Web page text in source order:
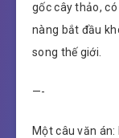
gốc cây thảo,
nàng bắt đầu
song thế giới.
—-
Một câu văn